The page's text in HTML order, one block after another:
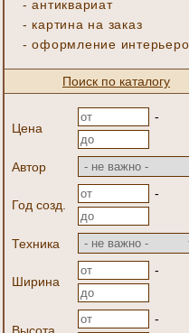
-антиквариат
- картина на заказ
-оформление
Поиск по каталогу
Цена
-
Автор
Год созд.
-
Техника
Ширина
-
-